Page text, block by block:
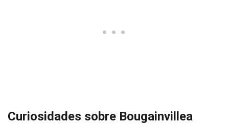
Curiosidades sobre Bougainvillea